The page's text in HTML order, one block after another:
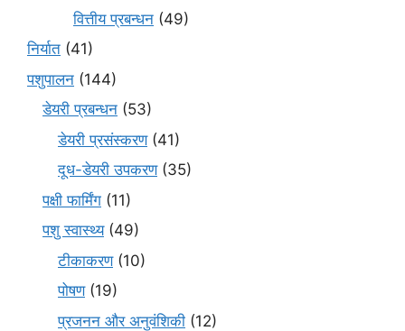
वित्तीय प्रबन्धन (49)
निर्यात (41)
पशुपालन (144)
डेयरी प्रबन्धन (53)
डेयरी प्रसंस्करण(41)
दूध-डेयरी उपकरण(35)
पक्षी फार्मिंग (11)
पशु स्वास्थ्य(49)
टीकाकरण(10)
पोषण(19)
प्रजनन और अनुवंशिकी (12)